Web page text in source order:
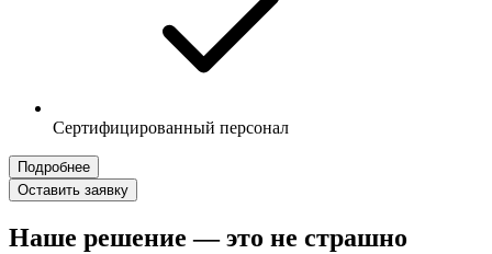
Сертифицированный персонал
Подробнее
Оставить заявку
Наше решение — это не страшно